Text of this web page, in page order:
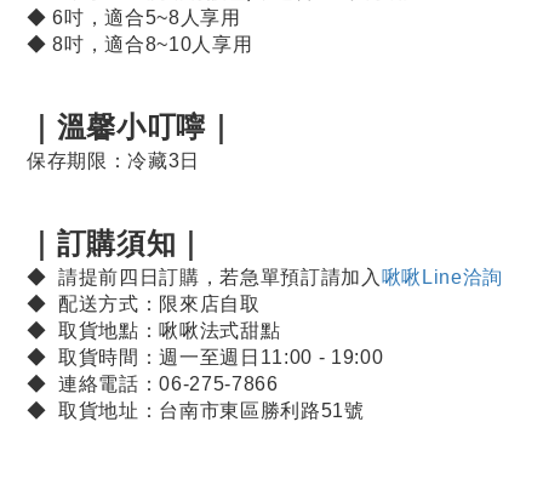
◆ 6吋 ，適合5~8人享用
◆ 8吋 ，適合8~10人享用
｜溫馨小叮嚀｜
保存期限：冷藏3日
｜訂購須知｜
◆ 請提前四日訂購，若急單預訂請加入 啾啾Line洽詢
◆ 配送方式：限來店自取
◆ 取貨地點：啾啾法式甜點
◆ 取貨時間：週一至週日11:00 - 19:00
◆ 連絡電話：06-275-7866
◆ 取貨地址：台南市東區勝利路51號